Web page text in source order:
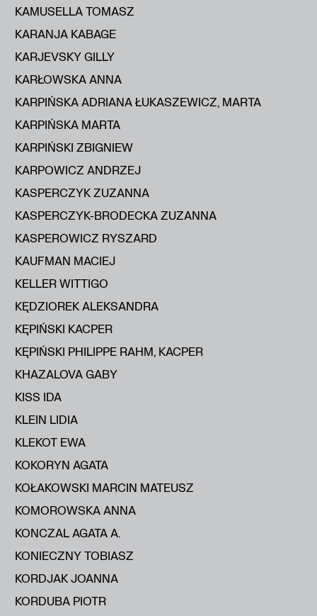
KAMUSELLA TOMASZ
KARANJA KABAGE
KARJEVSKY GILLY
KARŁOWSKA ANNA
KARPIŃSKA ADRIANA ŁUKASZEWICZ, MARTA
KARPIŃSKA MARTA
KARPIŃSKI ZBIGNIEW
KARPOWICZ ANDRZEJ
KASPERCZYK ZUZANNA
KASPERCZYK-BRODECKA ZUZANNA
KASPEROWICZ RYSZARD
KAUFMAN MACIEJ
KELLER WITTIGO
KĘDZIOREK ALEKSANDRA
KĘPIŃSKI KACPER
KĘPIŃSKI PHILIPPE RAHM, KACPER
KHAZALOVA GABY
KISS IDA
KLEIN LIDIA
KLEKOT EWA
KOKORYN AGATA
KOŁAKOWSKI MARCIN MATEUSZ
KOMOROWSKA ANNA
KONCZAL AGATA A.
KONIECZNY TOBIASZ
KORDJAK JOANNA
KORDUBA PIOTR